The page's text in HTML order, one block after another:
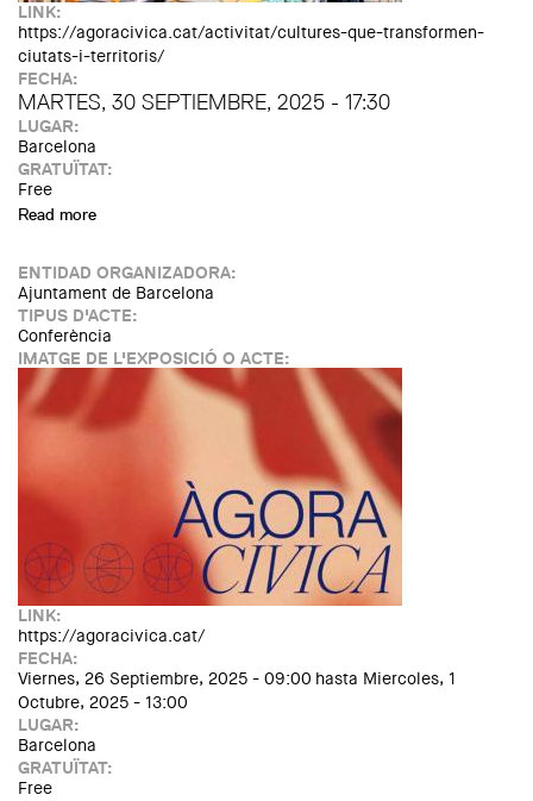
LINK:
https://agoracivica.cat/activitat/cultures-que-transformen-
ciutats-i-territoris/
FECHA:
MARTES, 30 SEPTIEMBRE, 2025 - 17:30
LUGAR:
Barcelona
GRATUÏTAT:
Free
Read more
ENTIDAD ORGANIZADORA:
Ajuntament de Barcelona
TIPUS D'ACTE:
Conferència
IMATGE DE L'EXPOSICIÓ O ACTE:
LINK:
https://agoracivica.cat/
FECHA:
Viernes, 26 Septiembre, 2025 - 09:00 hasta Miercoles, 1
Octubre, 2025 - 13:00
LUGAR:
Barcelona
GRATUÏTAT:
Free